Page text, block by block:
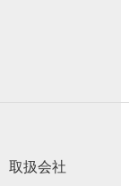
取扱会社